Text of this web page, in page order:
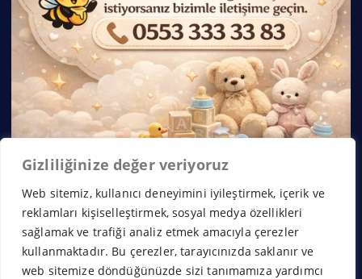
Gizliliğinize değer veriyoruz
Web sitemiz, kullanıcı deneyimini iyileştirmek, içerik ve
reklamları kişiselleştirmek, sosyal medya özellikleri
sağlamak ve trafiği analiz etmek amacıyla çerezler
kullanmaktadır. Bu çerezler, tarayıcınızda saklanır ve
web sitemize döndüğünüzde sizi tanımamıza yardımcı